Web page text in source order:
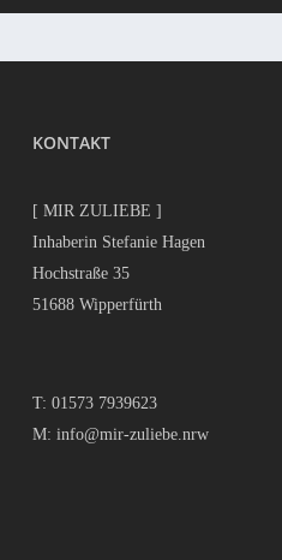
KONTAKT
[ MIR ZULIEBE ]
Inhaberin Stefanie Hagen
Hochstraße 35
51688 Wipperfürth
T: 01573 7939623
M: info@mir-zuliebe.nrw